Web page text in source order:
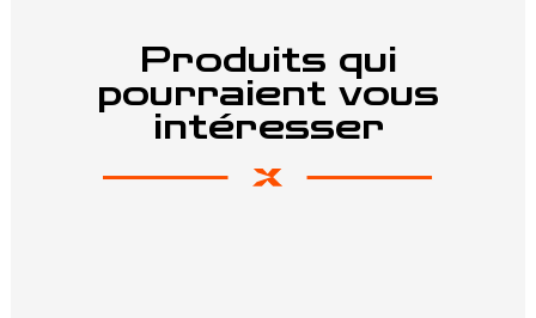
Produits qui
pourraient vous
intéresser